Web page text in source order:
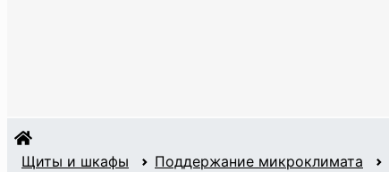
Щиты и шкафы Поддержание микроклимата